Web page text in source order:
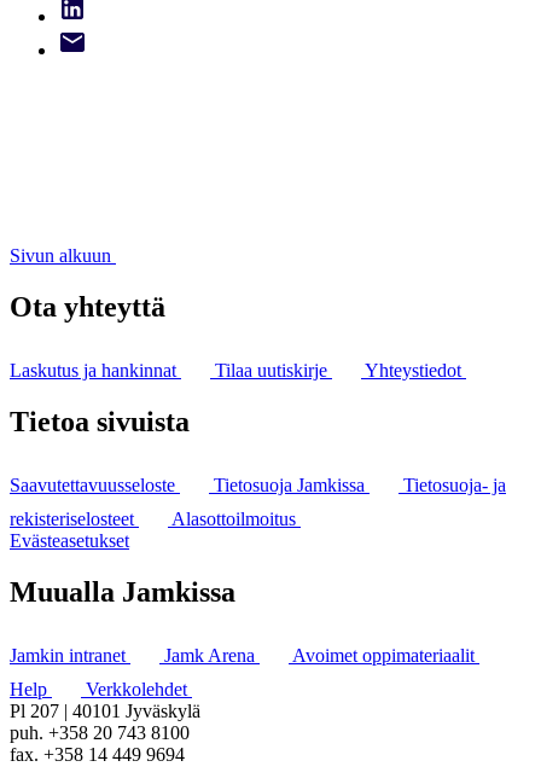
Sivun alkuun
Ota yhteyttä
Laskutus ja hankinnat Tilaa uutiskirje Yhteystiedot
Tietoa sivuista
Saavutettavuusseloste Tietosuoja Jamkissa
Tietosuoja- ja
rekisteriselosteet
Alasottoilmoitus
Evästeasetukset
Muualla Jamkissa
Jamkin intranet Jamk Arena
Avoimet oppimateriaalit
Help
Verkkolehdet
Pl 207 | 40101 Jyväskylä
puh. +358 20 743 8100
fax. +358 14 449 9694